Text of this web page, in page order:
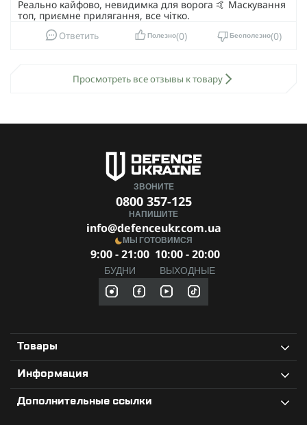
Реально кайфово, невидимка для ворога 🤙 Маскування
топ, приємне прилягання, все чітко.
Ответить Полезно 0 Бесполезно 0
Просмотреть все отзывы к товару
ЗВОНИТЕ
0800 357-125
НАПИШИТЕ
info@defenceukr.com.ua
МЫ ГОТОВИМСЯ
9:00 - 21:00
БУДНИ
10:00 - 20:00
ВЫХОДНЫЕ
Товары
Информация
Дополнительные ссылки